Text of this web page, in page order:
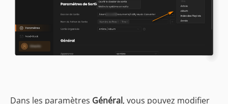
Dans les paramètres Général, vous pouvez modifier